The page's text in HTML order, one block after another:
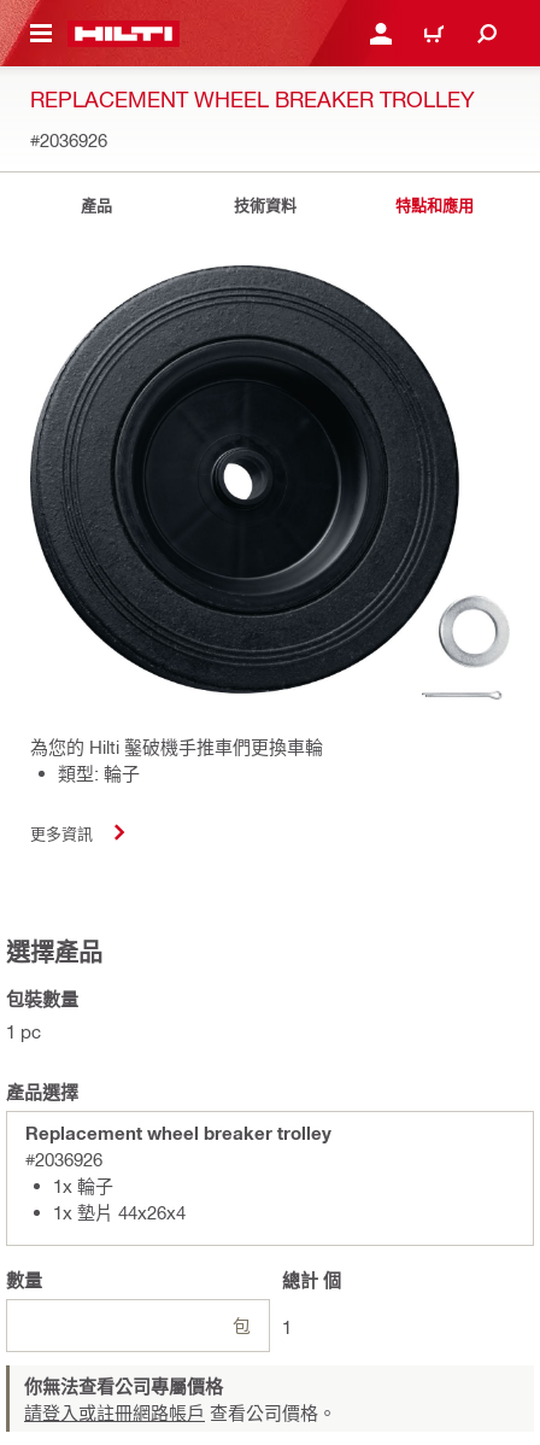
主要內容 登入或註冊購物車
REPLACEMENT WHEEL BREAKER TROLLEY
#2036926
產品 技術資料 特點和應用
為您的 Hilti 鑿破機手推車們更換車輪
類型: 輪子
更多資訊
選擇產品
包裝數量
1 pc
產品選擇
Replacement wheel breaker trolley
#2036926
1x 輪子
1x 墊片 44x26x4
數量
包
總計 個
1
你無法查看公司專屬價格
請登入或註冊網路帳戶 查看公司價格。